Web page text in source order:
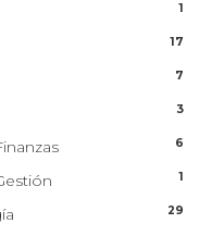
1
17
7
3
6
1
29